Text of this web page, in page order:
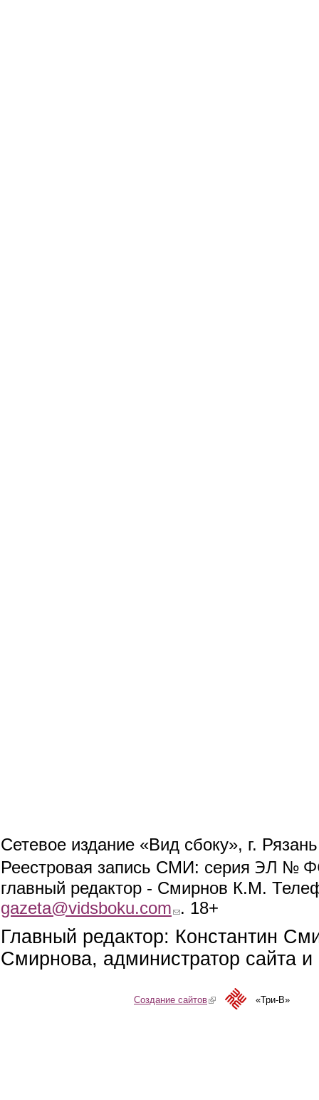
Сетевое издание «Вид сбоку», г.
Реестровая запись СМИ: серия ЭЛ №
главный редактор - Смирнов К.М.
gazeta@vidsboku.com (link sends e-mail)
. 18+
Главный редактор: Константин
Смирнова, администратор сайта
Создание сайтов(link is external)«Три-В»